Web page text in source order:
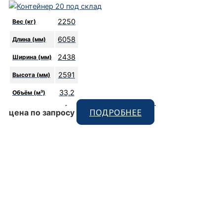
Вес (кг) 2250
Длина (мм) 6058
Ширина (мм) 2438
Высота (мм) 2591
Объём (м³)
33,2
[code_snippet id=9 format]
цена по запросу ПОДРОБНЕЕ